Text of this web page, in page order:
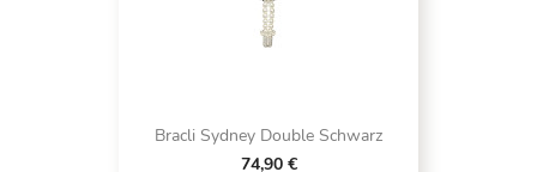
Bracli Sydney Double Schwarz
74,90 €